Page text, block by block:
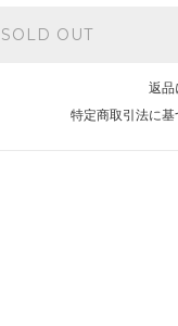
SOLD OUT
返品
特定商取引法に